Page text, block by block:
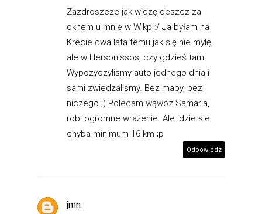
Zazdroszcze jak widzę deszcz za
oknem u mnie w Wlkp :/ Ja byłam na
Krecie dwa lata temu jak się nie mylę,
ale w Hersonissos, czy gdzieś tam.
Wypozyczylismy auto jednego dnia i
sami zwiedzalismy. Bez mapy, bez
niczego ;) Polecam wąwóz Samaria,
robi ogromne wrażenie. Ale idzie sie
chyba minimum 16 km ;p
Odpowiedz
jmn